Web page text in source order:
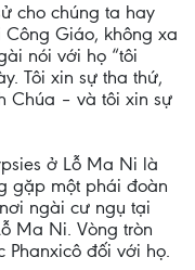
cho chúng ta hay
Giáo, không xa
nói với họ “tôi
Tôi xin sự tha thứ,
Chúa – và tôi xin sự
ở Lỗ Ma Ni là
gặp một phái đoàn
ngài cư ngụ tại
Ma Ni. Vòng tròn
đối với họ.